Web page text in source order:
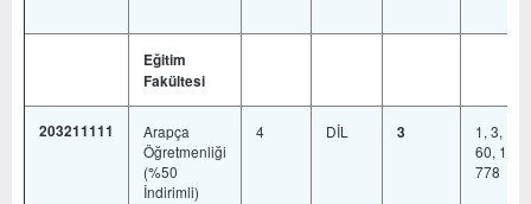
Eğitim
Fakültesi
203211111
Arapça
Öğretmenliği
(%50
İndirimli)
4 DİL 3
1, 3,
60,
778